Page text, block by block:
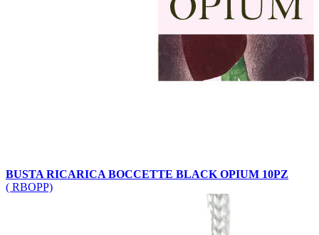
BUSTA RICARICA BOCCETTE BLACK OPIUM 10PZ
( RBOPP)